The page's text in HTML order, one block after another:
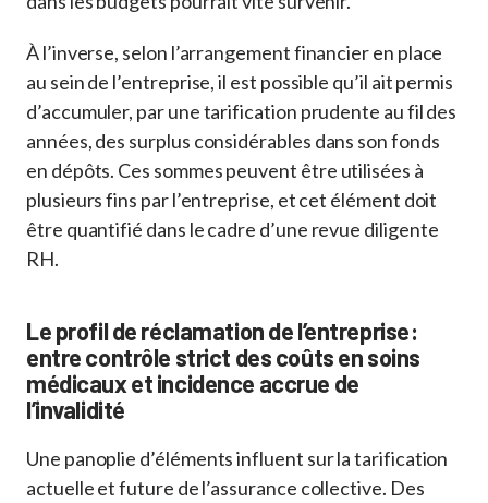
À l’inverse, selon l’arrangement financier en place
au sein de l’entreprise, il est possible qu’il ait permis
d’accumuler, par une tarification prudente au fil des
années, des surplus considérables dans son fonds
en dépôts. Ces sommes peuvent être utilisées à
plusieurs fins par l’entreprise, et cet élément doit
être quantifié dans le cadre d’une revue diligente
RH.
Le profil de réclamation de l’entreprise :
entre contrôle strict des coûts en soins
médicaux et incidence accrue de
l’invalidité
Une panoplie d’éléments influent sur la tarification
actuelle et future de l’assurance collective. Des